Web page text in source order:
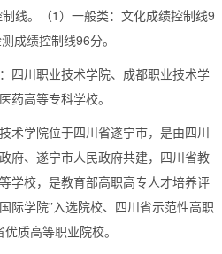
线。（1）一般类：文化成绩控制线9
成绩控制线96分。
四川职业技术学院、成都职业技术学
药高等专科学校。
术学院位于四川省遂宁市，是由四川
府、遂宁市人民政府共建，四川省教
学校，是教育部高职高专人才培养评
际学院”入选院校、四川省示范性高职
质高等职业院校。